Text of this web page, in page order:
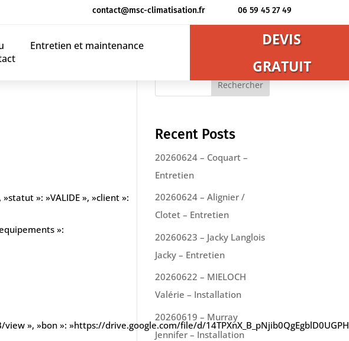
contact@msc-climatisation.fr 06 59 45 27 49
Entretien et maintenance
DEVIS
GRATUIT
»: »VALIDE », »client »:
»:
», »bon »: »https://drive.google.com/file/d/
Rechercher
Recent Posts
20260624 – Coquart –
Entretien
20260624 – Alignier /
Clotet – Entretien
20260623 – Jacky Langlois
Jacky – Entretien
20260622 – MIELOCH
Valérie – Installation
20260619 – Murray
Jennifer – Installation